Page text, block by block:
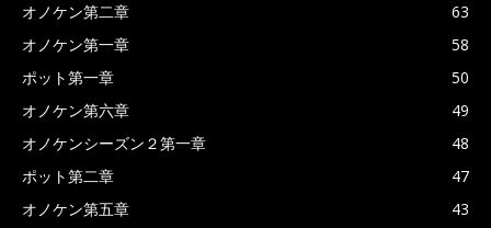
オノケン第二章
63
オノケン第一章
58
ポット第一章
50
オノケン第六章
49
オノケンシーズン２第一章
48
ポット第二章
47
オノケン第五章
43